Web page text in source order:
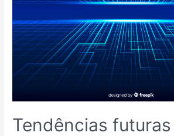
Tendências futuras
de
sistemas